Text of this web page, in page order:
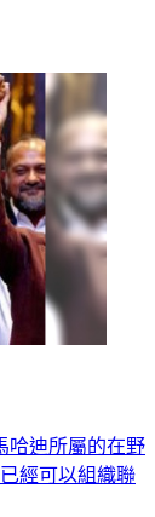
哈迪所屬的在野
經可以組織聯